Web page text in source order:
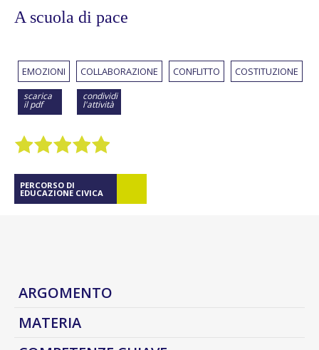
A scuola di pace
EMOZIONI COLLABORAZIONE CONFLITTO COSTITUZIONE
scarica
il pdf
condividi
l'attività
PERCORSO DI
EDUCAZIONE CIVICA
ARGOMENTO
MATERIA